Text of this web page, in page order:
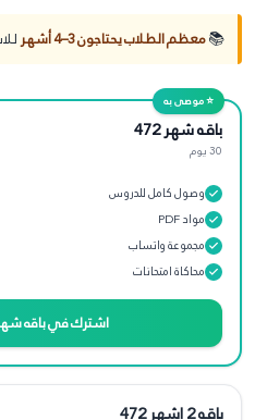
📚معظم الطلاب يحتاجون 3–4 أشهر
⭐ موصى به
باقه شهر 472
30 يوم
وصول كامل للدروس
مواد PDF
مجموعة واتساب
محاكاة امتحانات
اشترك فيباقه شهر
باقه 2 اشهر 472